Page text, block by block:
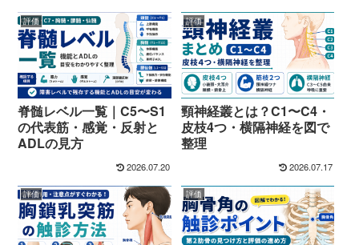
評価
脊髄レベル一覧｜C5〜S1
の代表筋・感覚・反射と
ADLの見方
2026.07.20
評価
頸神経叢とは？C1〜C4・
皮枝4つ・横隔神経を図で
整理
2026.07.17
評価 評価